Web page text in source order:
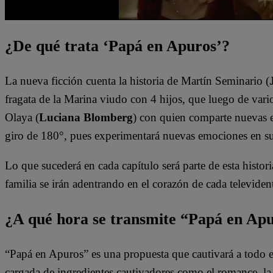
¿De qué trata ‘Papá en Apuros’?
La nueva ficción cuenta la historia de Martín Seminario (
fragata de la Marina viudo con 4 hijos, que luego de
Olaya (Luciana Blomberg) con quien comparte nuevas
giro de 180°, pues experimentará nuevas emociones en
Lo que sucederá en cada capítulo será parte de esta
familia se irán adentrando en el corazón de cada
¿A qué hora se transmite “Papá en
“Papá en Apuros” es una propuesta que cautivará a